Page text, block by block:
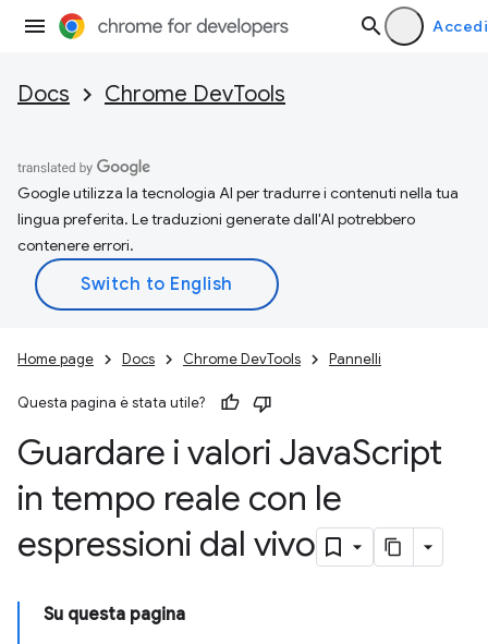
Accedi
Docs Chrome DevTools
Google utilizza la tecnologia AI per tradurre i contenuti nella tua
lingua preferita. Le traduzioni generate dall'AI potrebbero
contenere errori.
Home page Docs Chrome DevTools Pannelli
Questa pagina è stata utile?
Guardare i valori JavaScript
in tempo reale con le
espressioni dal vivo
Su questa pagina